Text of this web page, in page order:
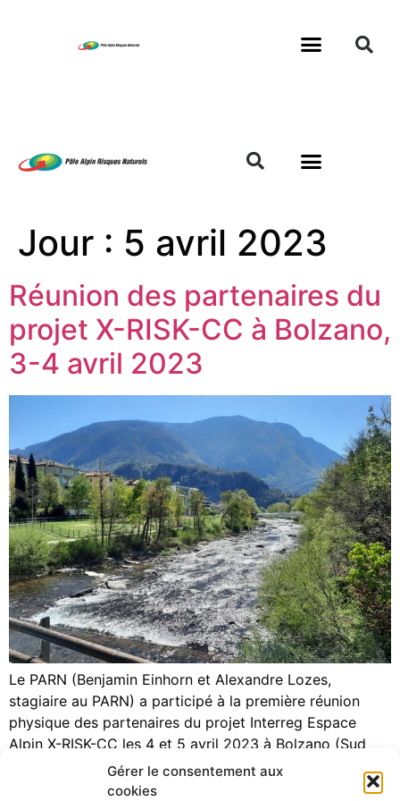
Gérer le consentement aux
cookies
Jour : 5 avril 2023
Réunion des partenaires du
projet X-RISK-CC à Bolzano,
3-4 avril 2023
Le PARN (Benjamin Einhorn et Alexandre Lozes,
stagiaire au PARN) a participé à la première réunion
physique des partenaires du projet Interreg Espace
Alpin X-RISK-CC les 4 et 5 avril 2023 à Bolzano (Sud
Tyrol), aux côtés d’Auvergne-Rhône-Alpes Energie-
Environnement (Laurence Monnet, Vianney Chretien et